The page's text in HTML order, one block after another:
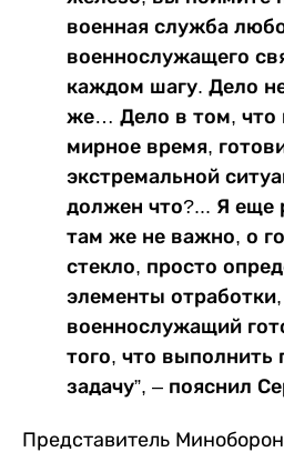
военная служба
военнослужащего
каждом шагу. Дело
же… Дело в том, что
мирное время,
экстремальной
должен что?... Я еще
там же не важно, о
стекло, просто
элементы
военнослужащий
того, что выполнить
задачу”, – пояснил
Представитель